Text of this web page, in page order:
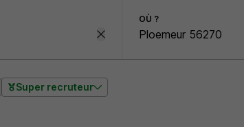
OÙ ?
Super recruteur